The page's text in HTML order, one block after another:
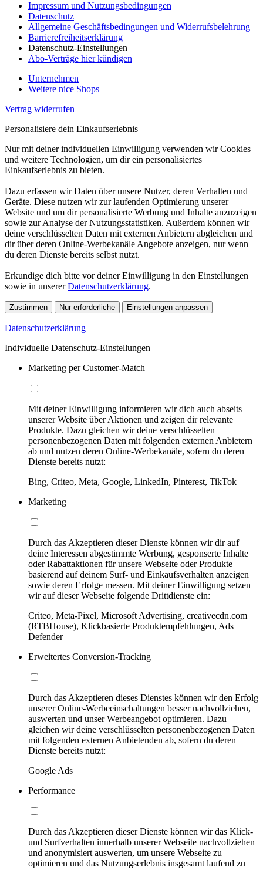
Impressum und Nutzungsbedingungen
Datenschutz
Allgemeine Geschäftsbedingungen und Widerrufsbelehrung
Barrierefreiheitserklärung
Datenschutz-Einstellungen
Abo-Verträge hier kündigen
Unternehmen
Weitere nice Shops
Vertrag widerrufen
Personalisiere dein Einkaufserlebnis
Nur mit deiner individuellen Einwilligung verwenden wir Cookies
und weitere Technologien, um dir ein personalisiertes
Einkaufserlebnis zu bieten.
Dazu erfassen wir Daten über unsere Nutzer, deren Verhalten und
Geräte. Diese nutzen wir zur laufenden Optimierung unserer
Website und um dir personalisierte Werbung und Inhalte anzuzeigen
sowie zur Analyse der Nutzungsstatistiken. Außerdem können wir
deine verschlüsselten Daten mit externen Anbietern abgleichen und
dir über deren Online-Werbekanäle Angebote anzeigen, nur wenn
du deren Dienste bereits selbst nutzt.
Erkundige dich bitte vor deiner Einwilligung in den Einstellungen
sowie in unsererDatenschutzerklärung.
Zustimmen Nur erforderliche Einstellungen anpassen
Datenschutzerklärung
Individuelle Datenschutz-Einstellungen
Marketing per Customer-Match
Mit deiner Einwilligung informieren wir dich auch abseits
unserer Website über Aktionen und zeigen dir relevante
Produkte. Dazu gleichen wir deine verschlüsselten
personenbezogenen Daten mit folgenden externen Anbietern
ab und nutzen deren Online-Werbekanäle, sofern du deren
Dienste bereits nutzt:
Bing, Criteo, Meta, Google, LinkedIn, Pinterest, TikTok
Marketing
Durch das Akzeptieren dieser Dienste können wir dir auf
deine Interessen abgestimmte Werbung, gesponserte Inhalte
oder Rabattaktionen für unsere Webseite oder Produkte
basierend auf deinem Surf- und Einkaufsverhalten anzeigen
sowie deren Erfolge messen. Mit deiner Einwilligung setzen
wir auf dieser Webseite folgende Drittdienste ein:
Criteo, Meta-Pixel, Microsoft Advertising, creativecdn.com
(RTBHouse), Klickbasierte Produktempfehlungen, Ads
Defender
Erweitertes Conversion-Tracking
Durch das Akzeptieren dieses Dienstes können wir den Erfolg
unserer Online-Werbeeinschaltungen besser nachvollziehen,
auswerten und unser Werbeangebot optimieren. Dazu
gleichen wir deine verschlüsselten personenbezogenen Daten
mit folgenden externen Anbietenden ab, sofern du deren
Dienste bereits nutzt:
Google Ads
Performance
Durch das Akzeptieren dieser Dienste können wir das Klick-
und Surfverhalten innerhalb unserer Webseite nachvollziehen
und anonymisiert auswerten, um unsere Webseite zu
optimieren und das Nutzungserlebnis insgesamt laufend zu